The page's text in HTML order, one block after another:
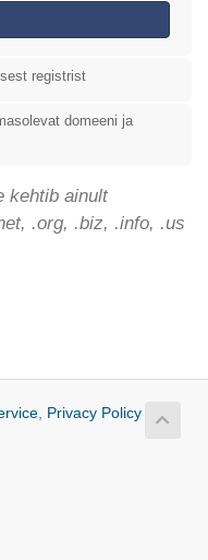
registrist
domeeni ja
kehtib ainult
.org, .biz, .info, .us
Privacy Policy